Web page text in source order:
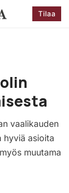
Tilaa
vaalikauden
hyviä asioita
muutama